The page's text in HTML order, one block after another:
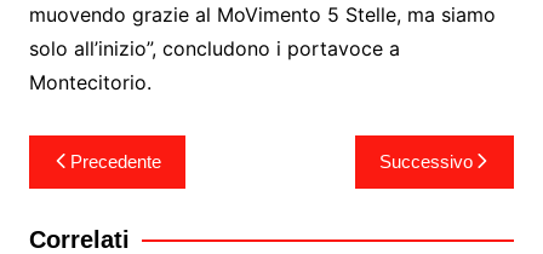
muovendo grazie al MoVimento 5 Stelle, ma siamo
solo all’inizio”, concludono i portavoce a
Montecitorio.
Navigazione
articoli
Precedente Successivo
Correlati